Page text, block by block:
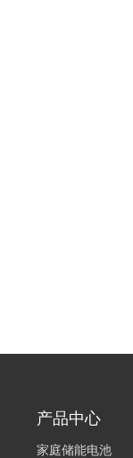
产品中心
家庭储能电池